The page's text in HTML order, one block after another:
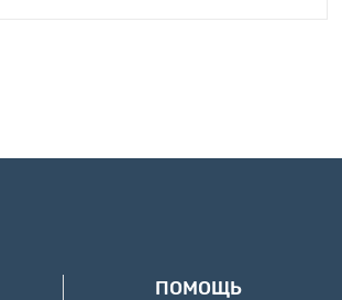
ПОМОЩЬ